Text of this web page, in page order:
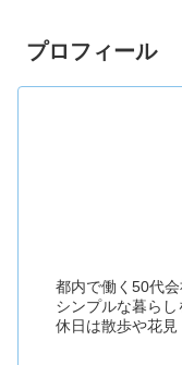
プロフィール
都内で働く50代会
シンプルな暮ら
休日は散歩や花